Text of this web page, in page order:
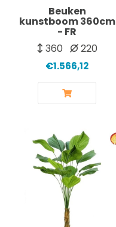
Beuken
kunstboom 360cm
- FR
360
220
€1.566,12